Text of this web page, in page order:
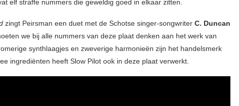
elf straffe nummers die geweldig goed in elkaar zitten.
zingt Peirsman een duet met de Schotse singer-songwriter C. Duncan
we bij alle nummers van deze plaat denken aan het werk van
synthlaagjes en zweverige harmonieën zijn het handelsmerk
ingrediënten heeft Slow Pilot ook in deze plaat verwerkt.